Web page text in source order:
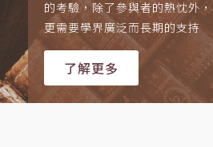
的考驗，除了參與者的熱忱外，
更需要學界廣泛而長期的支持
了解更多